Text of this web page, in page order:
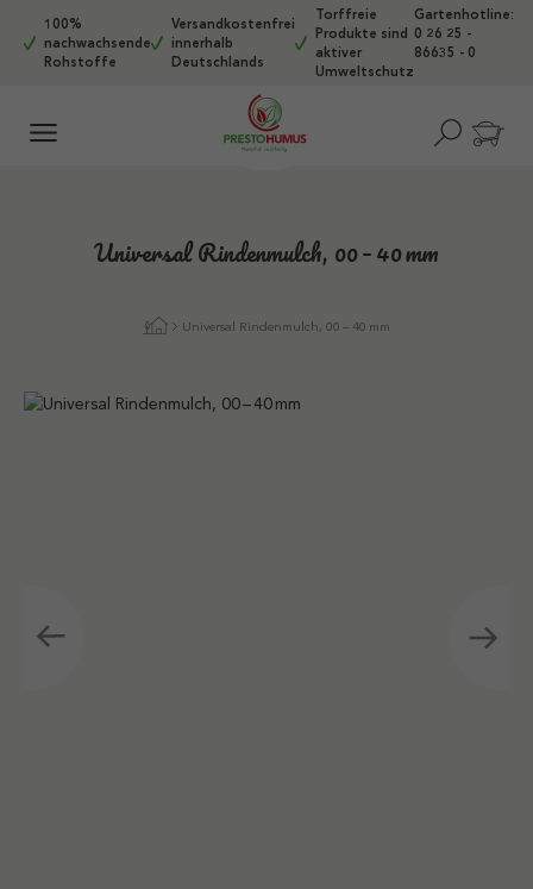
Zum Hauptinhalt springen
100%
nachwachsende
Rohstoffe
Versandkostenfrei
innerhalb
Deutschlands
Torffreie
Produkte sind
aktiver
Umweltschutz
Gartenhotline:
0 26 25 -
86635 - 0
Universal Rindenmulch, 00 – 40 mm
Universal Rindenmulch, 00 – 40 mm